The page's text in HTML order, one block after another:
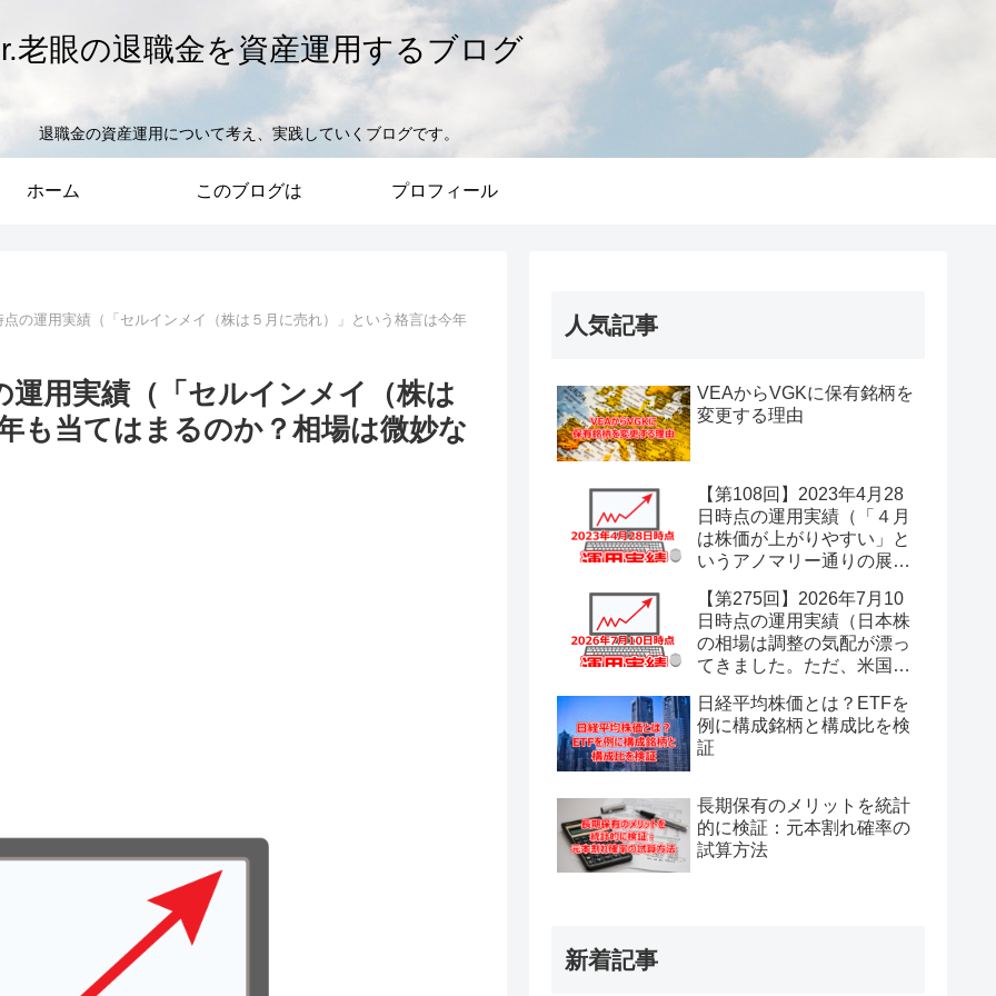
老眼の退職金を資産運用するブログ
退職金の資産運用について考え、実践していくブログです。
ホーム このブログは プロフィール
の運用実績（「セルインメイ（株は５月に売れ）」という格言は今年
運用実績（「セルインメイ（株は
も当てはまるのか？相場は微妙な
人気記事
VEAからVGKに保有銘柄を
変更する理由
【第108回】2023年4月28
日時点の運用実績（「４月
は株価が上がりやすい」と
いうアノマリー通りの展
カ月でした。）
【第275回】2026年7月10
日時点の運用実績（日本株
の相場は調整の気配が漂っ
てきました。ただ、米国株
まだまだ大幅な下落はない
ものと油断しています。）
日経平均株価とは？ETFを
例に構成銘柄と構成比を検
証
長期保有のメリットを統計
的に検証：元本割れ確率の
試算方法
新着記事